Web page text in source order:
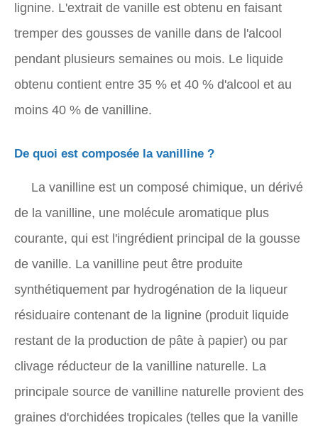
lignine. L'extrait de vanille est obtenu en faisant
tremper des gousses de vanille dans de l'alcool
pendant plusieurs semaines ou mois. Le liquide
obtenu contient entre 35 % et 40 % d'alcool et au
moins 40 % de vanilline.
De quoi est composée la vanilline ?
La vanilline est un composé chimique, un dérivé
de la vanilline, une molécule aromatique plus
courante, qui est l'ingrédient principal de la gousse
de vanille. La vanilline peut être produite
synthétiquement par hydrogénation de la liqueur
résiduaire contenant de la lignine (produit liquide
restant de la production de pâte à papier) ou par
clivage réducteur de la vanilline naturelle. La
principale source de vanilline naturelle provient des
graines d'orchidées tropicales (telles que la vanille